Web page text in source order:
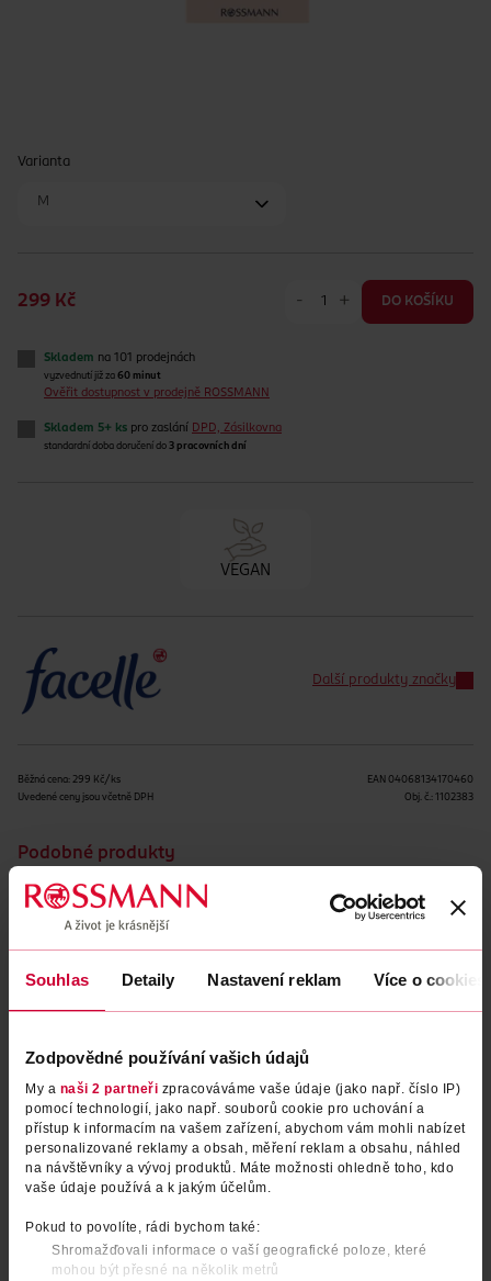
Souhlas Detaily Nastavení reklam Více o cookies
Zodpovědné používání vašich údajů
My a naši 2 partneři zpracováváme vaše údaje (jako např. číslo IP)
pomocí technologií, jako např. souborů cookie pro uchování a
přístup k informacím na vašem zařízení, abychom vám mohli nabízet
personalizované reklamy a obsah, měření reklam a obsahu, náhled
na návštěvníky a vývoj produktů. Máte možnosti ohledně toho, kdo
vaše údaje používá a k jakým účelům.
Pokud to povolíte, rádi bychom také:
Shromažďovali informace o vaší geografické poloze, které
mohou být přesné na několik metrů
Varianta
M
299 Kč - + DO KOŠÍKU
Skladem na 101 prodejnách
vyzvednutí již za 60 minut
Ověřit dostupnost v prodejně ROSSMANN
Skladem 5+ ks pro zaslání DPD, Zásilkovna
standardní doba doručení do 3 pracovních dní
VEGAN
Další produkty značky
Běžná cena: 299 Kč/ks
Uvedené ceny jsou včetně DPH
EAN 04068134170460
Obj. č.: 1102383
Podobné produkty
Menstruační kalhotky Hipster
S
299 Kč
DO KOŠÍKU
Menstruační kalhotky Hipster
XL